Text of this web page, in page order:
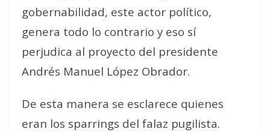
gobernabilidad, este actor político,
genera todo lo contrario y eso sí
perjudica al proyecto del presidente
Andrés Manuel López Obrador.
De esta manera se esclarece quienes
eran los sparrings del falaz pugilista.